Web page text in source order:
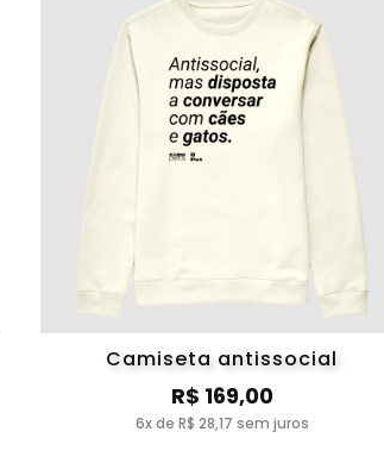
Camiseta antissocial
R$ 169,00
6x de R$ 28,17 sem juros